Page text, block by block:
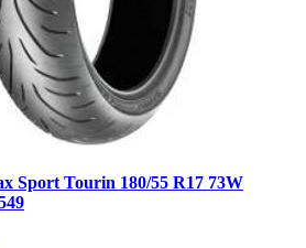
Sport Tourin 180/55 R17 73W